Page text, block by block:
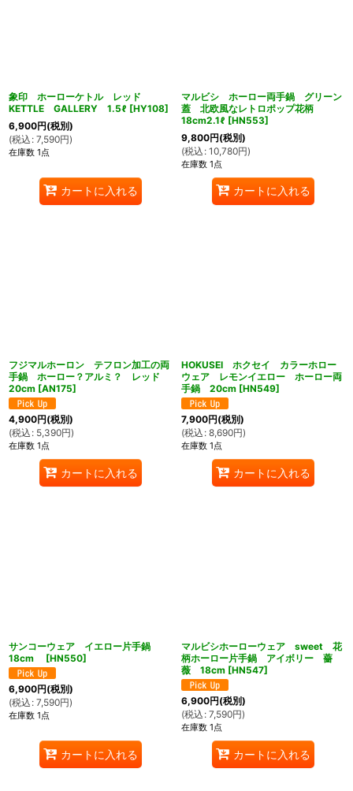
象印 ホーローケトル レッド
KETTLE GALLERY 1.5ℓ [HY108]
6,900円(税別)
(税込 : 7,590円)
在庫数 1点
カートに入れる
マルビシ ホーロー両手鍋 グリーン
蓋 北欧風なレトロポップ花柄
18cm2.1ℓ [HN553]
9,800円(税別)
(税込 : 10,780円)
在庫数 1点
カートに入れる
フジマルホーロン テフロン加工の両
手鍋 ホーロー？アルミ？ レッド
20cm [AN175]
4,900円(税別)
(税込 : 5,390円)
在庫数 1点
カートに入れる
HOKUSEI ホクセイ カラーホロー
ウェア レモンイエロー ホーロー両
手鍋 20cm [HN549]
7,900円(税別)
(税込 : 8,690円)
在庫数 1点
カートに入れる
サンコーウェア イエロー片手鍋
18cm
[HN550]
6,900円(税別)
(税込 : 7,590円)
在庫数 1点
カートに入れる
マルビシホーローウェア sweet 花
柄ホーロー片手鍋 アイボリー 薔
薇 18cm [HN547]
6,900円(税別)
(税込 : 7,590円)
在庫数 1点
カートに入れる